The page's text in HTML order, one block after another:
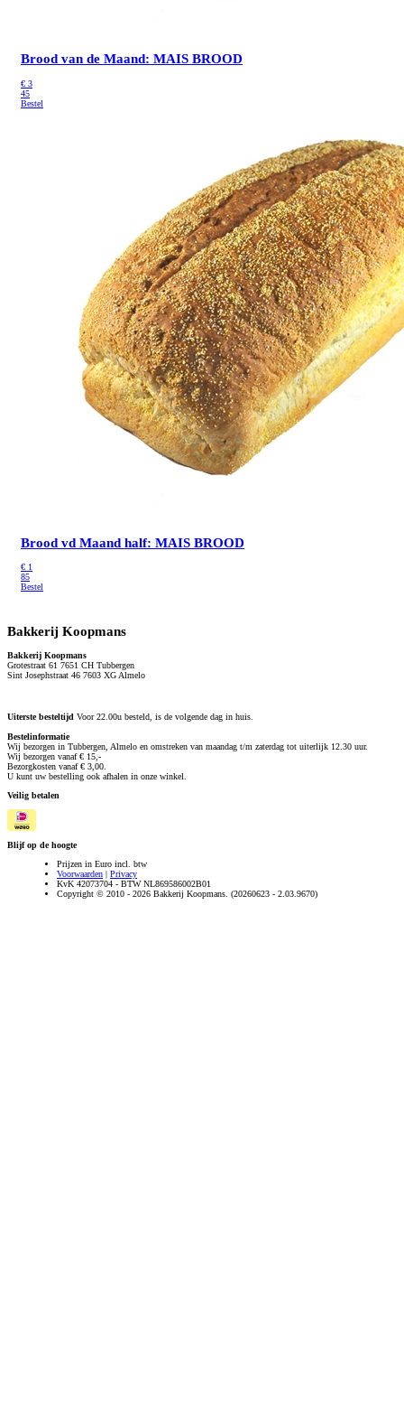
Brood van de Maand: MAIS BROOD
€ 3
45
Bestel
Brood vd Maand half: MAIS BROOD
€ 1
85
Bestel
Bakkerij Koopmans
Bakkerij Koopmans
Grotestraat 61 7651 CH Tubbergen
Sint Josephstraat 46 7603 XG Almelo
Uiterste besteltijd Voor 22.00u besteld, is de volgende dag in huis.
Bestelinformatie
Wij bezorgen in Tubbergen, Almelo en omstreken van maandag t/m zaterdag tot uiterlijk 12.30 uur.
Wij bezorgen vanaf € 15,-
Bezorgkosten vanaf € 3,00.
U kunt uw bestelling ook afhalen in onze winkel.
Veilig betalen
Blijf op de hoogte
Prijzen in Euro incl. btw
Voorwaarden | Privacy
KvK 42073704 - BTW NL869586002B01
Copyright © 2010 - 2026 Bakkerij Koopmans. (20260623 - 2.03.9670)